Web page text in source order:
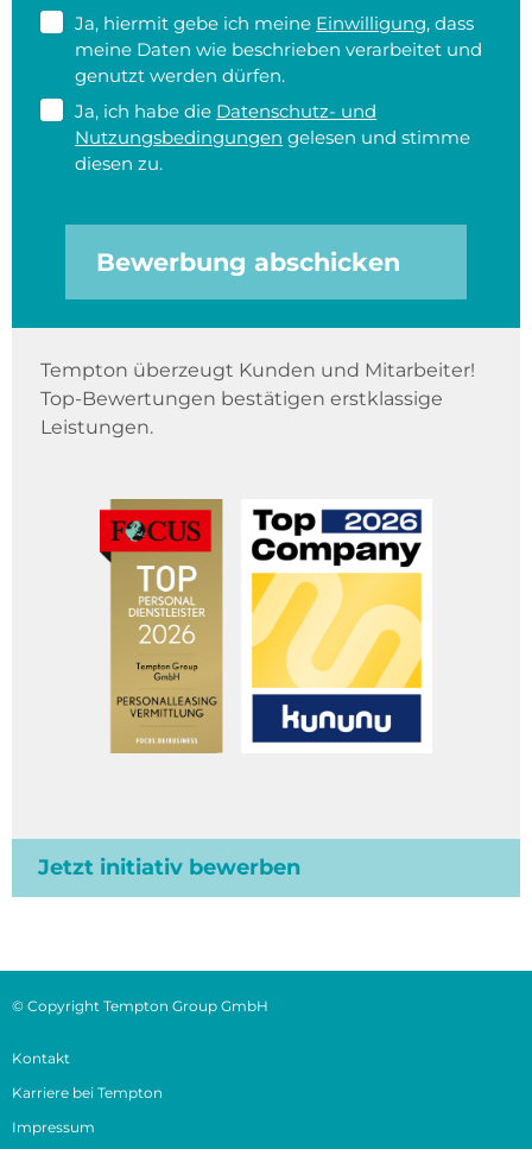
Ja, hiermit gebe ich meine Einwilligung, dass
meine Daten wie beschrieben verarbeitet und
genutzt werden dürfen.
Ja, ich habe die Datenschutz- und
Nutzungsbedingungen gelesen und stimme
diesen zu.
Bewerbung abschicken
Tempton überzeugt Kunden und Mitarbeiter!
Top-Bewertungen bestätigen erstklassige
Leistungen.
Jetzt initiativ bewerben
© Copyright Tempton Group GmbH
Kontakt
Karriere bei Tempton
Impressum